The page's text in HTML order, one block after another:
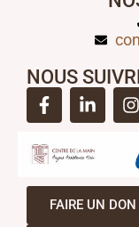
NOUS
FAIRE UN DON